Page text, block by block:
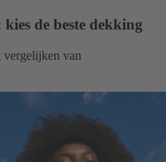
de beste dekking
vergelijken van